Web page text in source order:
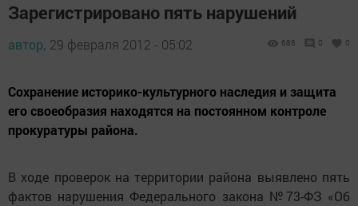
Зарегистрировано пять нарушений
автор, 29 февраля 2012 - 05:02 686 0 0
Сохранение историко-культурного наследия и защита
его своеобразия находятся на постоянном контроле
прокуратуры района.
В ходе проверок на территории района выявлено пять
фактов нарушения Федерального закона №73-ФЗ «Об